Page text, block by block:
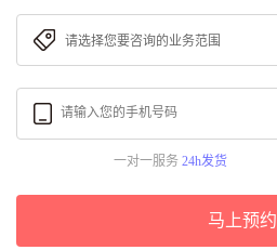
一对一服务 24h发货
马上预约